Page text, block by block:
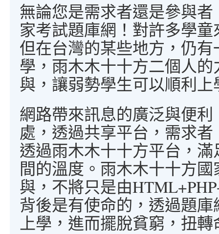
無論您是需求者還是參與
家考試題庫網！對許多學
但在台灣的某些地方，仍
學，雨木木十十方二個人
與，讓弱勢學生可以順利
網路帶來訊息的廣泛與便
處，透過共享平台，需求
透過雨木木十十方平台，
間的溫度。雨木木十十方
與，不將只是由
背後是有使命的，透過題
上學，進而擺脫貧窮，扭轉